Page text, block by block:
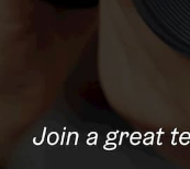
AB ❤ you